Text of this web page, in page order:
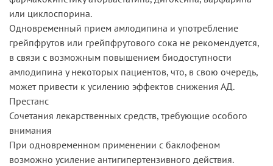
или циклоспорина.
Одновременный прием амлодипина и употребление
грейпфрутов или грейпфрутового сока не рекомендуется,
в связи с возможным повышением биодоступности
амлодипина у некоторых пациентов, что, в свою очередь,
может привести к усилению эффектов снижения АД.
Престанс
Сочетания лекарственных средств, требующие особого
внимания
При одновременном применении с баклофеном
возможно усиление антигипертензивного действия.